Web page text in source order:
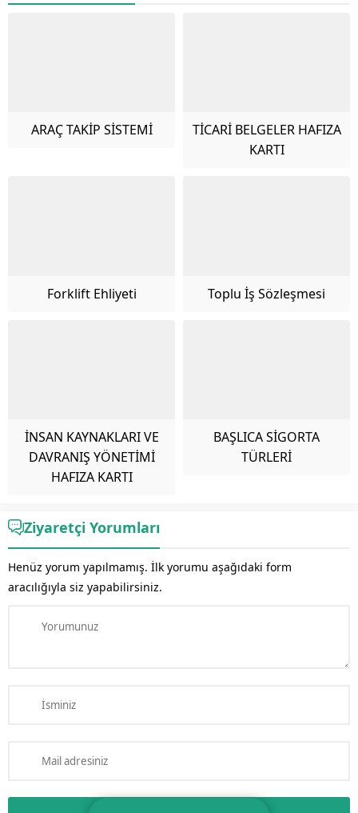
ARAÇ TAKİP SİSTEMİ
TİCARİ BELGELER HAFIZA
KARTI
Forklift Ehliyeti Toplu İş Sözleşmesi
İNSAN KAYNAKLARI VE
DAVRANIŞ YÖNETİMİ
HAFIZA KARTI
BAŞLICA SİGORTA
TÜRLERİ
Ziyaretçi Yorumları
Henüz yorum yapılmamış. İlk yorumu aşağıdaki form
aracılığıyla siz yapabilirsiniz.